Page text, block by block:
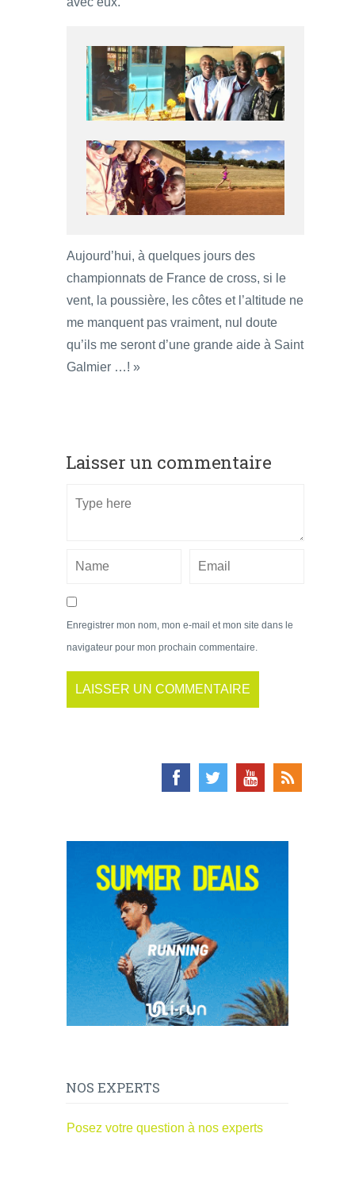
Aujourd’hui, à quelques jours des
championnats de France de cross, si le
vent, la poussière, les côtes et l’altitude ne
me manquent pas vraiment, nul doute
qu’ils me seront d’une grande aide à Saint
Galmier …! »
Laisser un commentaire
Enregistrer mon nom, mon e-mail et mon site dans le
navigateur pour mon prochain commentaire.
NOS EXPERTS
Posez votre question à nos experts